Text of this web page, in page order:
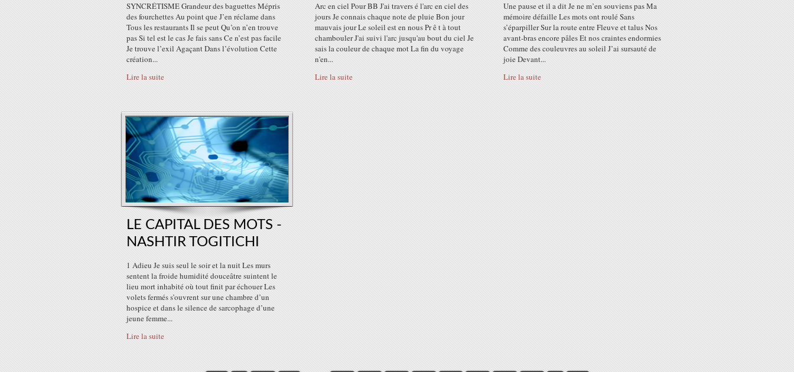
SYNCRÉTISME Grandeur des baguettes Mépris
des fourchettes Au point que J’en réclame dans
Tous les restaurants Il se peut Qu’on n’en trouve
pas Si tel est le cas Je fais sans Ce n’est pas facile
Je trouve l’exil Agaçant Dans l’évolution Cette
création...
Lire la suite
Arc en ciel Pour BB J'ai travers é l'arc en ciel des
jours Je connais chaque note de pluie Bon jour
mauvais jour Le soleil est en nous Pr ê t à tout
chambouler J'ai suivi l'arc jusqu'au bout du ciel Je
sais la couleur de chaque mot La fin du voyage
n'en...
Lire la suite
Une pause et il a dit Je ne m’en souviens pas Ma
mémoire défaille Les mots ont roulé Sans
s’éparpiller Sur la route entre Fleuve et talus Nos
avant-bras encore pâles Et nos craintes endormies
Comme des couleuvres au soleil J’ai sursauté de
joie Devant...
Lire la suite
LE CAPITAL DES MOTS -
NASHTIR TOGITICHI
1 Adieu Je suis seul le soir et la nuit Les murs
sentent la froide humidité douceâtre suintent le
lieu mort inhabité où tout finit par échouer Les
volets fermés s’ouvrent sur une chambre d’un
hospice et dans le silence de sarcophage d’une
jeune femme...
Lire la suite